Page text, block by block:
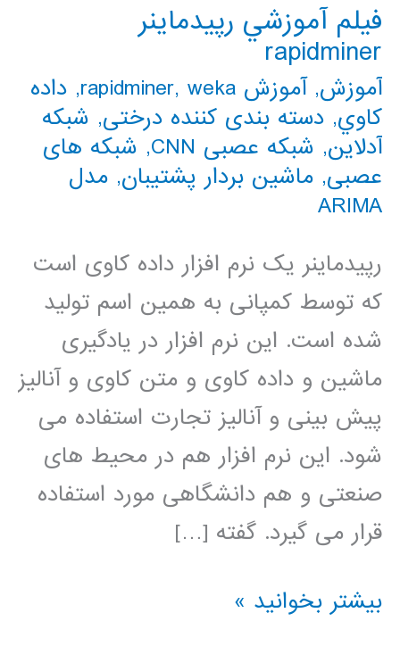
فيلم آموزشي رپيدماينر
rapidminer
آموزش,آموزش rapidminer , weka
, داده
كاوي, دسته بندی کننده درختی, شبکه
آدلاین, شبکه عصبی CNN , شبکه های
عصبی, ماشین بردار پشتیبان, مدل
ARIMA
رپیدماینر یک نرم افزار داده کاوی است
که توسط کمپانی به همین اسم تولید
شده است. این نرم افزار در یادگیری
ماشین و داده کاوی و متن کاوی و آنالیز
پیش بینی و آنالیز تجارت استفاده می
شود. این نرم افزار هم در محیط های
صنعتی و هم دانشگاهی مورد استفاده
قرار می گیرد. گفته […]
فيلم
بیشتر بخوانید »